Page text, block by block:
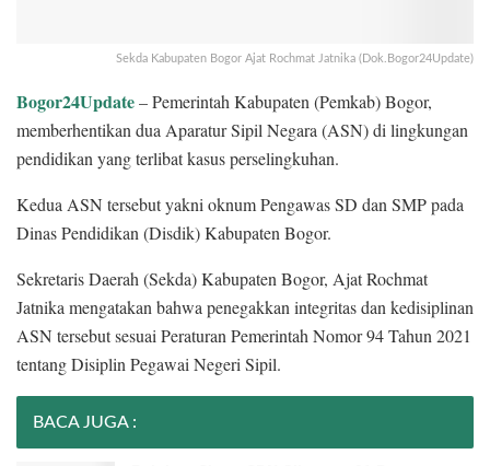
Sekda Kabupaten Bogor Ajat Rochmat Jatnika (Dok.Bogor24Update)
Bogor24Update– Pemerintah Kabupaten (Pemkab) Bogor,
memberhentikan dua Aparatur Sipil Negara (ASN) di lingkungan
pendidikan yang terlibat kasus perselingkuhan.
Kedua ASN tersebut yakni oknum Pengawas SD dan SMP pada
Dinas Pendidikan (Disdik) Kabupaten Bogor.
Sekretaris Daerah (Sekda) Kabupaten Bogor, Ajat Rochmat
Jatnika mengatakan bahwa penegakkan integritas dan kedisiplinan
ASN tersebut sesuai Peraturan Pemerintah Nomor 94 Tahun 2021
tentang Disiplin Pegawai Negeri Sipil.
BACA JUGA :